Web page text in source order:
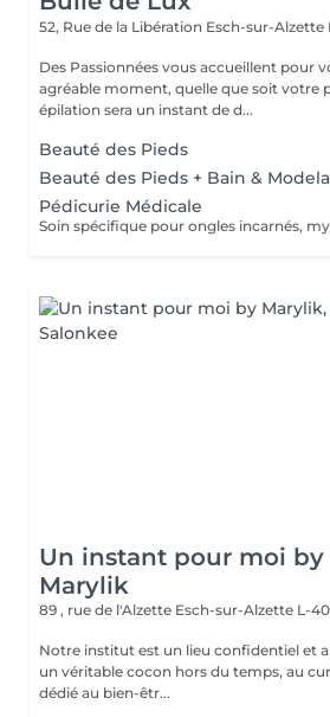
52, Rue de la Libération Esch-sur-Alzette
Des Passionnées vous accueillent pour
agréable moment, quelle que soit votre
épilation sera un instant de d...
Beauté des Pieds
Beauté des Pieds + Bain &
Pédicurie Médicale
Un instant pour moi by
Marylik
89 , rue de l'Alzette Esch-sur-Alzette L-
Notre institut est un lieu confidentiel et
un véritable cocon hors du temps, au
dédié au bien-êtr...